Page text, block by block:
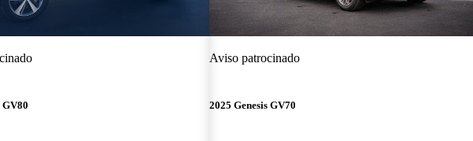
GV80
Aviso patrocinado
2025 Genesis GV70